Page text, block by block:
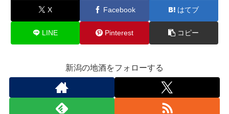
X Facebook はてブ
LINE Pinterest コピー
新潟の地酒をフォローする